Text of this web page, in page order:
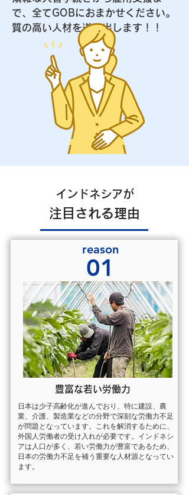
で、全てGOBにおまかせください。
質の高い人材を送り出します！！
インドネシアが
注目される理由
reason
01
豊富な若い労働力
日本は少子高齢化が進んでおり、特に建設、農
業、介護、製造業などの分野で深刻な労働力不足
が問題となっています。これを解消するために、
外国人労働者の受け入れが必要です。インドネシ
アは人口が多く、若い労働力が豊富であるため、
日本の労働力不足を補う重要な人材源となってい
ます。